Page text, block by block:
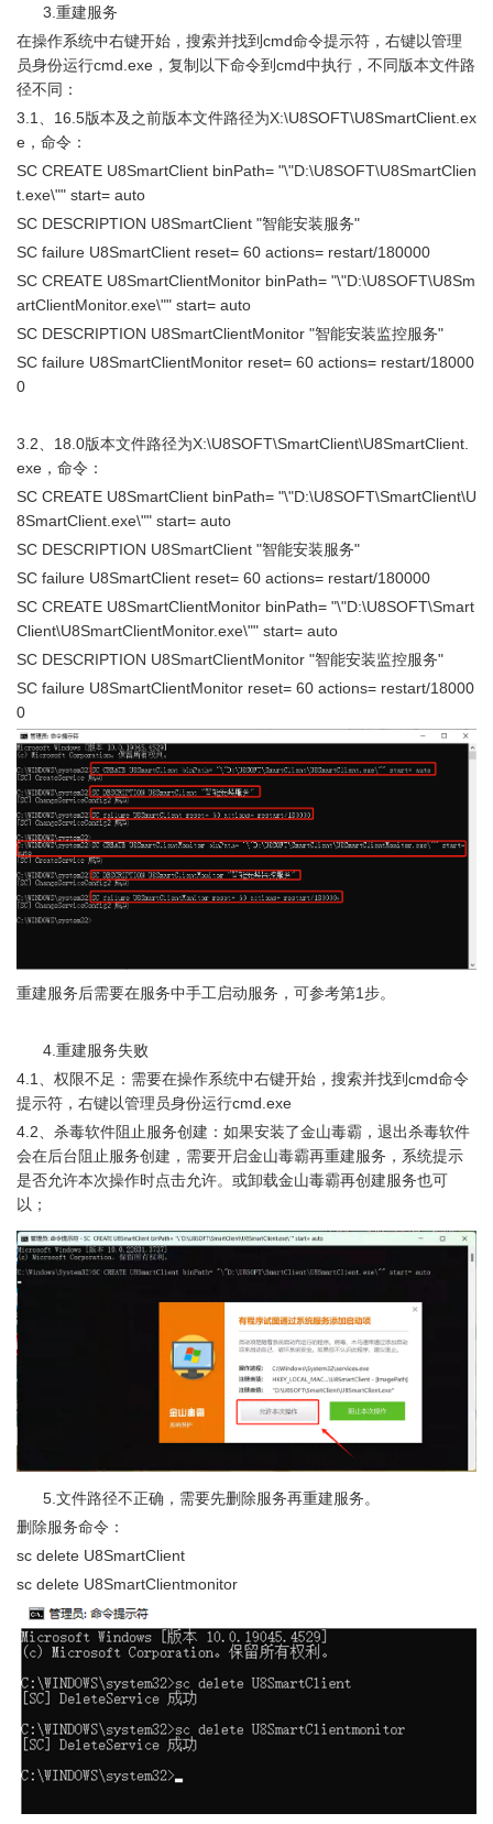
3.重建服务
在操作系统中右键开始，搜索并找到cmd命令提示符，右键以管理
员身份运行cmd.exe，复制以下命令到cmd中执行，不同版本文件路
径不同：
3.1、16.5版本及之前版本文件路径为X:\U8SOFT\U8SmartClient.ex
e，命令：
SC CREATE U8SmartClient binPath= "\"D:\U8SOFT\U8SmartClien
t.exe\"" start= auto
SC DESCRIPTION U8SmartClient "智能安装服务"
SC failure U8SmartClient reset= 60 actions= restart/180000
SC CREATE U8SmartClientMonitor binPath= "\"D:\U8SOFT\U8Sm
artClientMonitor.exe\"" start= auto
SC DESCRIPTION U8SmartClientMonitor "智能安装监控服务"
SC failure U8SmartClientMonitor reset= 60 actions= restart/18000
0
3.2、18.0版本文件路径为X:\U8SOFT\SmartClient\U8SmartClient.
exe，命令：
SC CREATE U8SmartClient binPath= "\"D:\U8SOFT\SmartClient\U
8SmartClient.exe\"" start= auto
SC DESCRIPTION U8SmartClient "智能安装服务"
SC failure U8SmartClient reset= 60 actions= restart/180000
SC CREATE U8SmartClientMonitor binPath= "\"D:\U8SOFT\Smart
Client\U8SmartClientMonitor.exe\"" start= auto
SC DESCRIPTION U8SmartClientMonitor "智能安装监控服务"
SC failure U8SmartClientMonitor reset= 60 actions= restart/18000
0
重建服务后需要在服务中手工启动服务，可参考第1步。
4.重建服务失败
4.1、权限不足：需要在操作系统中右键开始，搜索并找到cmd命令
提示符，右键以管理员身份运行cmd.exe
4.2、杀毒软件阻止服务创建：如果安装了金山毒霸，退出杀毒软件
会在后台阻止服务创建，需要开启金山毒霸再重建服务，系统提示
是否允许本次操作时点击允许。或卸载金山毒霸再创建服务也可
以；
5.文件路径不正确，需要先删除服务再重建服务。
删除服务命令：
sc delete U8SmartClient
sc delete U8SmartClientmonitor